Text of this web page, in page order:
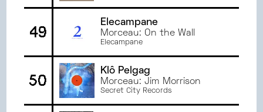
49
Elecampane
Morceau: On the Wall
Elecampane
50
Klô Pelgag
Morceau: Jim Morrison
Secret City Records